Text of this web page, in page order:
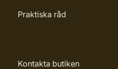
Praktiska råd
Kontakta butiken